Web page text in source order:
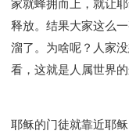
家就蜂拥而上，就让
释放。结果大家这么
溜了。为啥呢？人家
看，这就是人属世界的
耶稣的门徒就靠近耶